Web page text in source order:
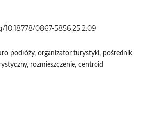
0867-5856.25.2.09
podróży, organizator turystyki, pośrednik
rozmieszczenie, centroid